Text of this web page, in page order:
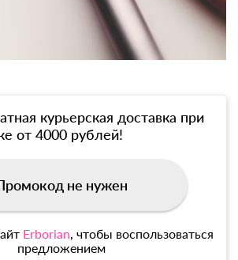
курьерская доставка при
от 4000 рублей!
не нужен
Erborian, чтобы воспользоваться
предложением